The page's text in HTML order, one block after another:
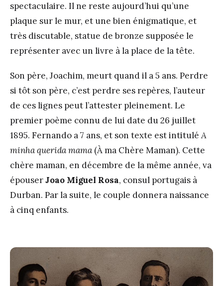
spectaculaire. Il ne reste aujourd’hui qu’une
plaque sur le mur, et une bien énigmatique, et
très discutable, statue de bronze supposée le
représenter avec un livre à la place de la tête.
Son père, Joachim, meurt quand il a 5 ans. Perdre
si tôt son père, c’est perdre ses repères, l’auteur
de ces lignes peut l’attester pleinement. Le
premier poème connu de lui date du 26 juillet
1895. Fernando a 7 ans, et son texte est intituléA
minha querida mama (À ma Chère Maman). Cette
chère maman, en décembre de la même année, va
épouserJoao Miguel Rosa, consul portugais à
Durban. Par la suite, le couple donnera naissance
à cinq enfants.